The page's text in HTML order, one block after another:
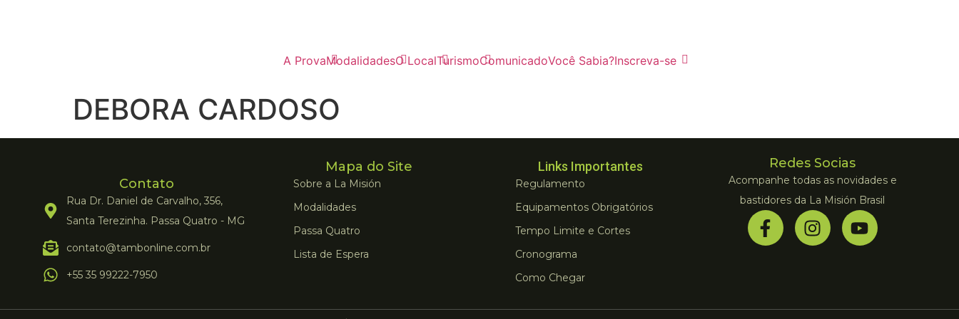
A ProvaModalidadesO LocalTurismoComunicadoVocê Sabia?Inscreva-se
DEBORA CARDOSO
Contato
Rua Dr. Daniel de Carvalho, 356,
Santa Terezinha. Passa Quatro - MG
contato@tambonline.com.br
+55 35 99222-7950
Mapa do Site
Sobre a La Misión
Modalidades
Passa Quatro
Lista de Espera
Links Importantes
Regulamento
Equipamentos Obrigatórios
Tempo Limite e Cortes
Cronograma
Como Chegar
Redes Socias
Acompanhe todas as novidades e
bastidores da La Misión Brasil